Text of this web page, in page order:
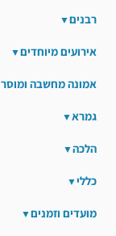
רבנים
אירועים מיוחדים
אמונה מחשבה ומוסר
גמרא
הלכה
כללי
מועדים וזמנים